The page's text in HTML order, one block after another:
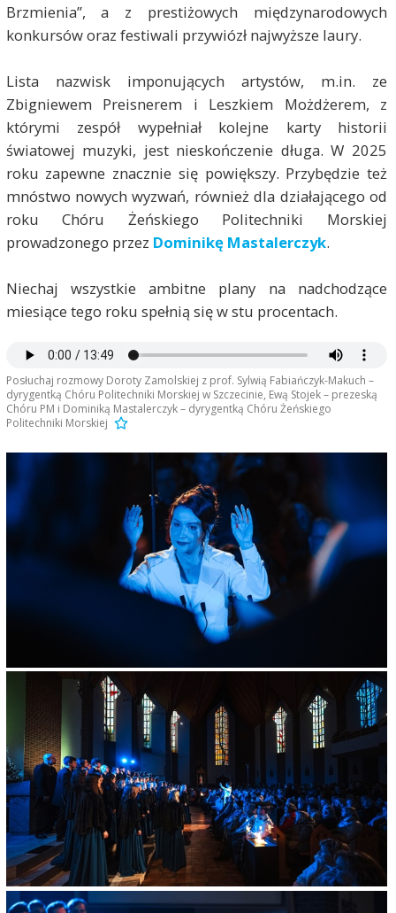
Brzmienia”, a z prestiżowych międzynarodowych
konkursów oraz festiwali przywiózł najwyższe laury.
Lista nazwisk imponujących artystów, m.in. ze
Zbigniewem Preisnerem i Leszkiem Możdżerem, z
którymi zespół wypełniał kolejne karty historii
światowej muzyki, jest nieskończenie długa. W 2025
roku zapewne znacznie się powiększy. Przybędzie też
mnóstwo nowych wyzwań, również dla działającego od
roku Chóru Żeńskiego Politechniki Morskiej
prowadzonego przez Dominikę Mastalerczyk.
Niechaj wszystkie ambitne plany na nadchodzące
miesiące tego roku spełnią się w stu procentach.
Posłuchaj rozmowy Doroty Zamolskiej z prof. Sylwią Fabiańczyk-Makuch –
dyrygentką Chóru Politechniki Morskiej w Szczecinie, Ewą Stojek – prezeską
Chóru PM i Dominiką Mastalerczyk – dyrygentką Chóru Żeńskiego
Politechniki Morskiej